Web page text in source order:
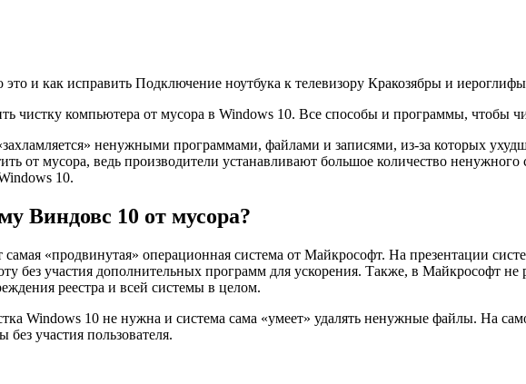
и как исправить Подключение ноутбука к телевизору Кракозябры и
чистку компьютера от мусора в Windows 10. Все способы и программы, чтобы
ненужными программами, файлами и записями, из-за которых
от мусора, ведь производители устанавливают большое количество
10.
Виндовс 10 от мусора?
«продвинутая» операционная система от Майкрософт. На презентации
без участия дополнительных программ для ускорения. Также, в Майкрософт
реестра и всей системы в целом.
Windows 10 не нужна и система сама «умеет» удалять ненужные файлы. На
участия пользователя.